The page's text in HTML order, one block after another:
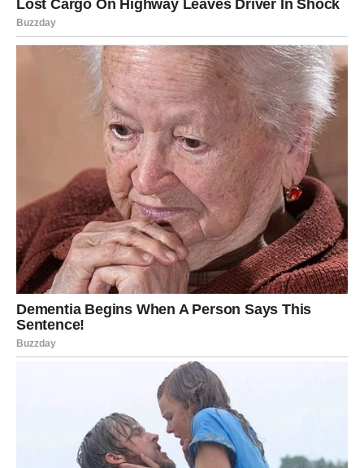
U stvarnosti, Ginny je godinama prolazila kroz pokrete i njezin
oporavak je bio nemoguć. Njezin se brat godinama osjeća
krivim jer nije učinio ništa da spasi svoju sestru. Godinama
kasnije, toliko se kajao da je umro uvjeren da ga je Bog zbog
toga kaznio. Nije jasno gdje Ginny danas živi. Zna se samo da
je još živa, a da joj je glava vjerojatno još zaključana u
podrumu stare kuće u kojoj ju je godinama držao otac.